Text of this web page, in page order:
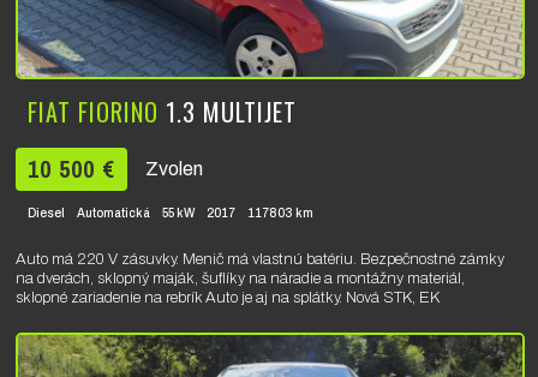
FIAT FIORINO 1.3 MULTIJET
10 500 € Zvolen
Diesel Automatická 55 kW 2017 117803 km
Auto má 220 V zásuvky. Menič má vlastnú batériu. Bezpečnostné zámky
na dverách, sklopný maják, šuflíky na náradie a montážny materiál,
sklopné zariadenie na rebrík Auto je aj na splátky. Nová STK, EK